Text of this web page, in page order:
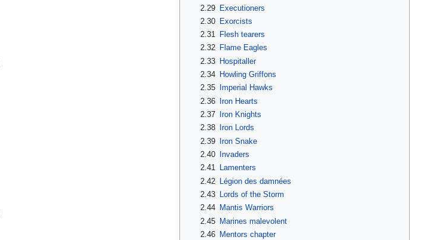
2.29 Executioners
2.30
Exorcists
2.31
Flesh tearers
2.32
Flame Eagles
2.33
Hospitaller
2.34
Howling Griffons
2.35
Imperial Hawks
2.36
Iron Hearts
2.37
Iron Knights
2.38
Iron Lords
2.39
Iron Snake
2.40
Invaders
2.41
Lamenters
2.42
Légion des damnées
2.43
Lords of the Storm
2.44
Mantis Warriors
2.45
Marines malevolent
2.46
Mentors chapter